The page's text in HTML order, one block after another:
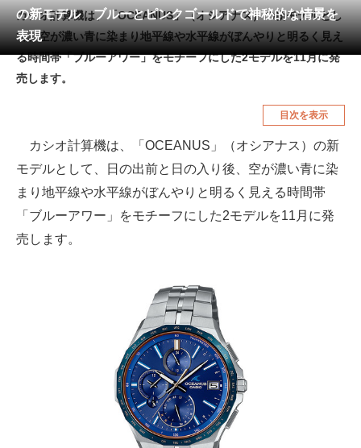
工具・DIY 本・DVD・CD
生活家電 生活用品
空調・季節家電
釣り具・釣り用品 食品・飲料・お酒
メディア
スマホと通信の最新トレンド
進化するPCとデバイスの未来
好きが集まる 比べて選べる
ビジネスと働き方のヒント
の新モデル ブルーとピンクゴールドで神秘的な情景を
表現
カシオ計算機は、「OCEANUS」（オシアナス）の新モデルとし
て、空が濃い青に染まり地平線や水平線がぼんやりと明るく見え
る時間帯「ブルーアワー」をモチーフにした2モデルを11月に発
売します。
目次を表示
カシオ計算機は、「OCEANUS」（オシアナス）の新
モデルとして、日の出前と日の入り後、空が濃い青に染
まり地平線や水平線がぼんやりと明るく見える時間帯
「ブルーアワー」をモチーフにした2モデルを11月に発
売します。